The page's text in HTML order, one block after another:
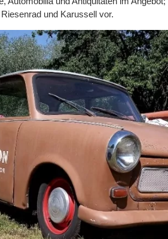
und Karussell vor.